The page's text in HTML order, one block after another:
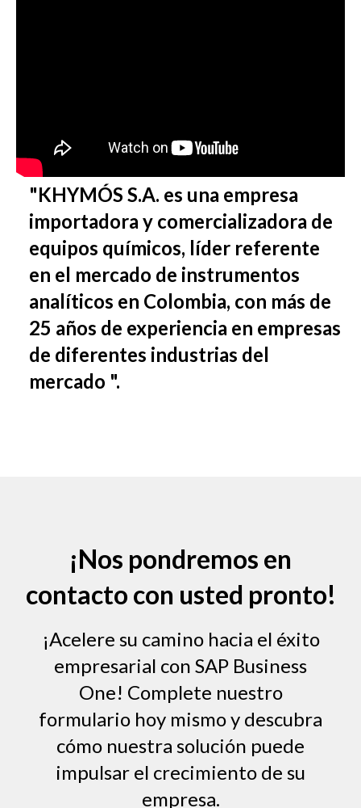
"KHYMÓS S.A. es una empresa
importadora y comercializadora de
equipos químicos, líder referente
en el mercado de instrumentos
analíticos en Colombia, con más de
25 años de experiencia en empresas
de diferentes industrias del
mercado ".
¡Nos pondremos en
contacto con usted pronto!
¡Acelere su camino hacia el éxito
empresarial con SAP Business
One! Complete nuestro
formulario hoy mismo y descubra
cómo nuestra solución puede
impulsar el crecimiento de su
empresa.